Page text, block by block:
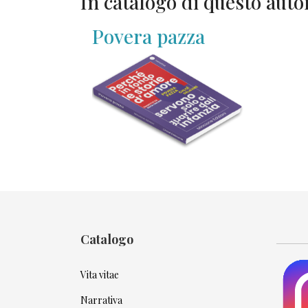
Povera pazza
Catalogo
Vita vitae
Narrativa